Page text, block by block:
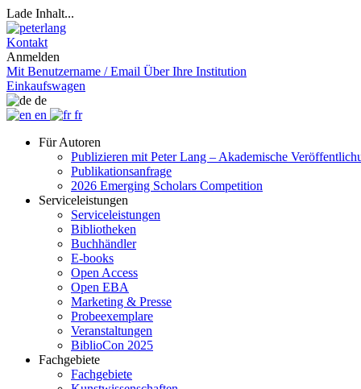
Lade Inhalt...
Kontakt
Anmelden
Mit Benutzername / Email Über Ihre Institution
Einkaufswagen
de
en
fr
Für Autoren
Publizieren mit Peter Lang – Akademische
Publikationsanfrage
2026 Emerging Scholars Competition
Serviceleistungen
Serviceleistungen
Bibliotheken
Buchhändler
E-books
Open Access
Open EBA
Marketing & Presse
Probeexemplare
Veranstaltungen
BiblioCon 2025
Fachgebiete
Fachgebiete